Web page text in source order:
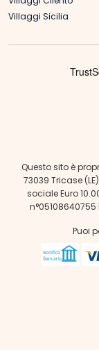
Villaggi Sicilia
Questo sito è
73039 Tricase
sociale Euro
n°05108640755
Puoi